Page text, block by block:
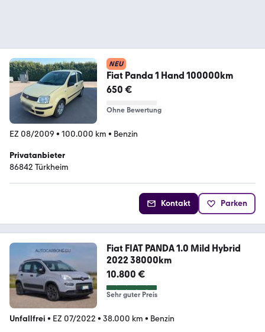
NEU
Fiat Panda 1 Hand 100000km
650 €
Ohne Bewertung
EZ 08/2009 • 100.000 km • Benzin
Privatanbieter
86842 Türkheim
Kontakt Parken
Fiat FIAT PANDA 1.0 Mild Hybrid
2022 38000km
10.800 €
Sehr guter Preis
Unfallfrei • EZ 07/2022 • 38.000 km • Benzin